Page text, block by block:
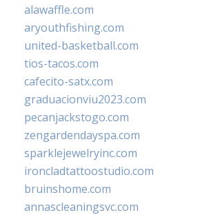
alawaffle.com
aryouthfishing.com
united-basketball.com
tios-tacos.com
cafecito-satx.com
graduacionviu2023.com
pecanjackstogo.com
zengardendayspa.com
sparklejewelryinc.com
ironcladtattoostudio.com
bruinshome.com
annascleaningsvc.com